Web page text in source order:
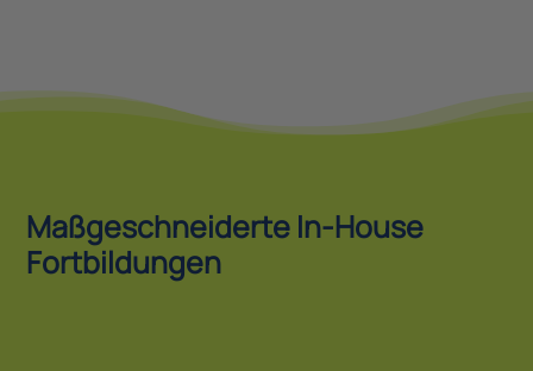
Maßgeschneiderte In-House
Fortbildungen